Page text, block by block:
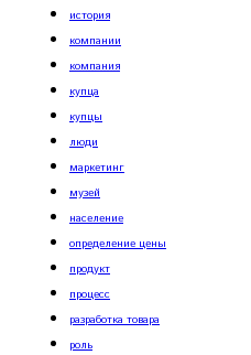
история
компании
компания
купца
купцы
люди
маркетинг
музей
население
определение цены
продукт
процесс
разработка товара
роль